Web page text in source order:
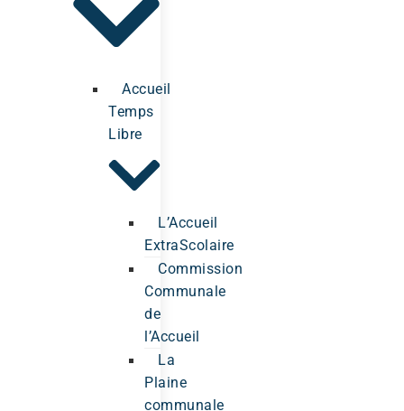
Accueil
Temps
Libre
L’Accueil
ExtraScolaire
Commission
Communale
de
l’Accueil
La
Plaine
communale